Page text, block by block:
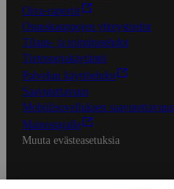
Oiva-raportit
Osuuskauppojen yhteystiedot
Tilaus- ja toimitusehdot
Tietosuojakäytäntö
Palvelun käyttöehdot
Saavutettavuus
Mobiilisovelluksen saavutettavuus
Mainostajalle
Muuta evästeasetuksia